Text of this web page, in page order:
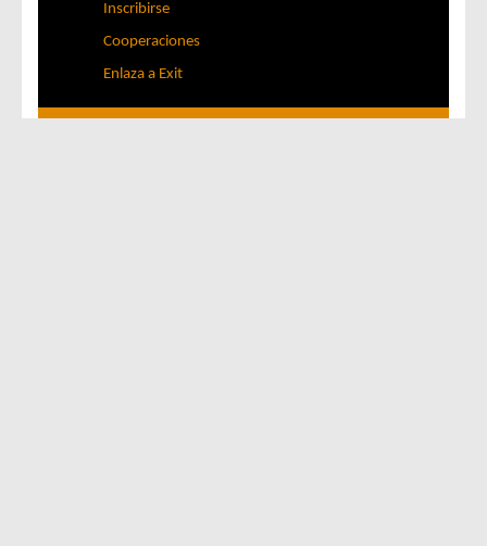
Inscribirse
Cooperaciones
Enlaza a Exit